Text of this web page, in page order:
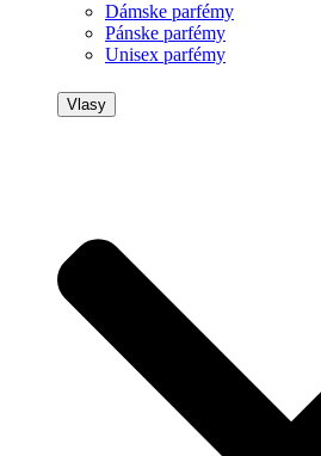
Dámske parfémy
Pánske parfémy
Unisex parfémy
Vlasy